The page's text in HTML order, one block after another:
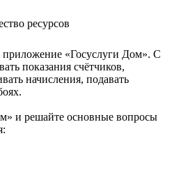
ресурсов
«Госуслуги Дом». С
показания счётчиков,
начисления, подавать
и решайте основные вопросы